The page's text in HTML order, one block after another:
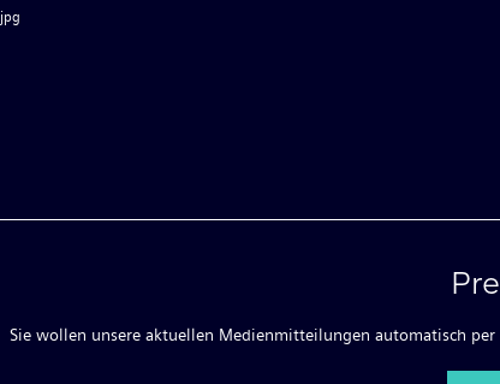
.jpg
Sie wollen unsere aktuellen Medienmitteilungen automatisch